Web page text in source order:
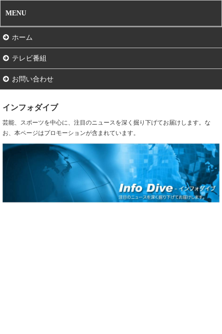
MENU
ホーム
テレビ番組
お問い合わせ
インフォダイブ
芸能、スポーツを中心に、注目のニュースを深く掘り下げてお届けします。な
お、本ページはプロモーションが含まれています。